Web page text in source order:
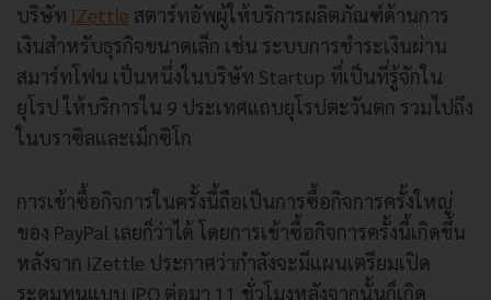
บริษัท iZettle สตาร์ทอัพผู้ให้บริการผลิตภัณฑ์ด้านการ
เงินสำหรับธุรกิจขนาดเล็ก เช่น ระบบการชำระเงินผ่าน
สมาร์ทโฟน เป็นหนึ่งในบริษัท Startup ที่เป็นที่รู้จักใน
ยุโรป ให้บริการใน 9 ประเทศแถบยุโรปตะวันตก รวมไปถึง
ในบราซิลและเม็กซิโก
การเข้าซื้อกิจการในครั้งนี้ถือเป็นการซื้อกิจการครั้งใหญ่
ของ PayPal เลยก็ว่าได้ โดยการเข้าซื้อกิจการครั้งนี้เกิดขึ้น
หลังจาก iZettle ประกาศว่ากำลังจะมีแผนเตรียมเปิด
ระดมทุนแบบ IPO ต่อมา 11 ชั่วโมงหลังจากนั้นก็เกิด